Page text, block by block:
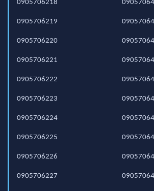
0905706218
0905706219
0905706220
0905706221
0905706222
0905706223
0905706224
0905706225
0905706226
0905706227